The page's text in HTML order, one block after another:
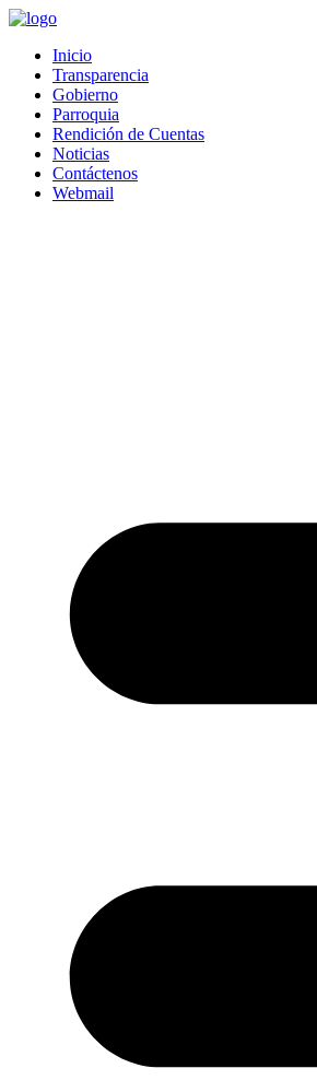
Saltar
contenido
Inicio
Transparencia
Gobierno
Parroquia
Rendición de Cuentas
Noticias
Contáctenos
Webmail